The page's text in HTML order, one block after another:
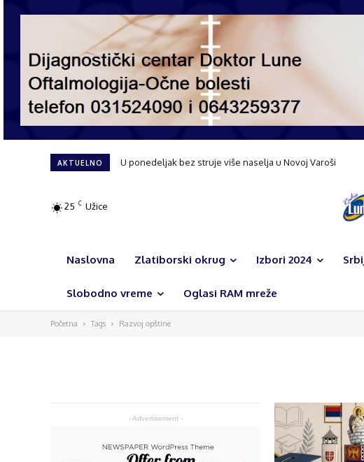
AKTUELNO U ponedeljak bez struje više naselja u Novoj Varoši
Čajetina bez letnje pauze: Gasifikacija, nova
25 C Užice
Naslovna Zlatiborski okrug Izbori 2024
Slobodno vreme Oglasi RAM mreže
Početna Tags Razvoj opštine
- Advertisement -